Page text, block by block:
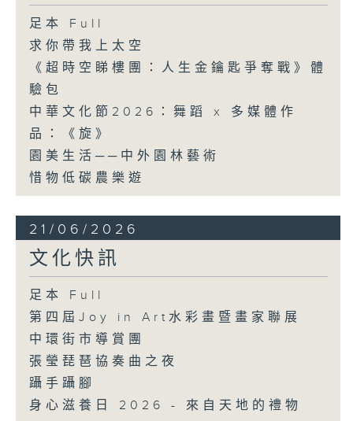
足本 Full
求你帶我上太空
《超時空睇樓團：人生金鑰匙爭奪戰》體
驗包
中華文化節2026：舞蹈 x 多媒體作
品：《旋》
園美生活──中外園林藝術
惜物低碳農樂遊
21/06/2026
文化快訊
足本 Full
第四屆Joy in Art水彩畫暨畫家聯展
中環街市導賞團
張瑩琵琶協奏曲之夜
躡手躡腳
身心滋養日 2026 - 來自天地的禮物